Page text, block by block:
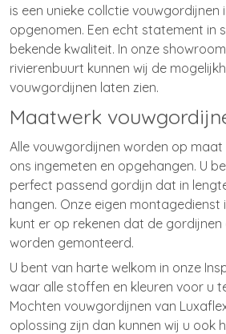
is een unieke collctie vouwgordijnen
opgenomen. Een echt statement in
bekende kwaliteit. In onze
rivierenbuurt kunnen wij de
vouwgordijnen laten zien.
Maatwerk
Alle vouwgordijnen worden op
ons ingemeten en opgehangen. U
perfect passend gordijn dat in
hangen. Onze eigen montagedienst
kunt er op rekenen dat de
worden gemonteerd.
U bent van harte welkom in onze
waar alle stoffen en kleuren voor u
Mochten vouwgordijnen van
oplossing zijn dan kunnen wij u ook